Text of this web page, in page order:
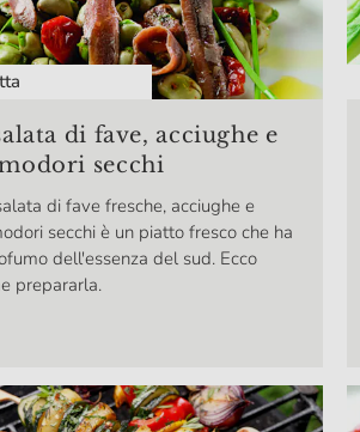
di fave, acciughe e
secchi
di fave fresche, acciughe e
secchi è un piatto fresco che ha
dell'essenza del sud. Ecco
prepararla.